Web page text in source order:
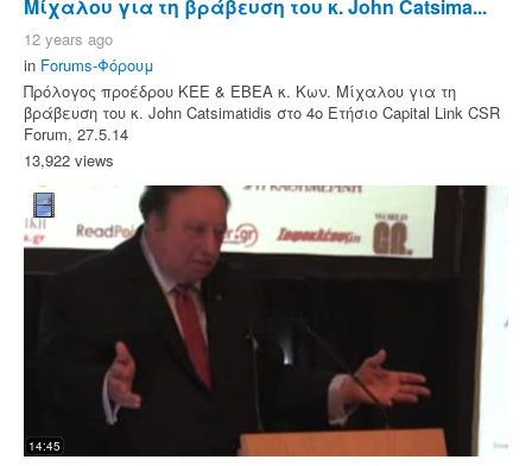
Μίχαλου για τη βράβευση του κ. John Catsima...
12 years ago
in Forums-Φόρουμ
Πρόλογος προέδρου ΚΕΕ & ΕΒΕΑ κ. Κων. Μίχαλου για τη
βράβευση του κ. John Catsimatidis στο 4o Ετήσιο Capital Link CSR
Forum, 27.5.14
13,922 views
14:45